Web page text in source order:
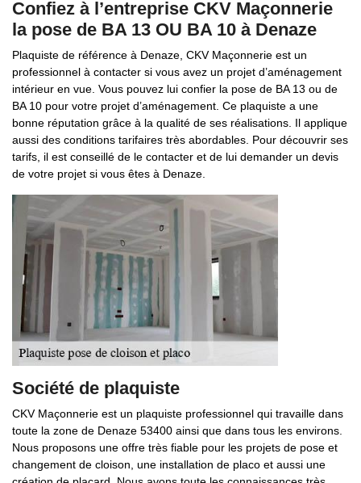
Confiez à l’entreprise CKV Maçonnerie
la pose de BA 13 OU BA 10 à Denaze
Plaquiste de référence à Denaze, CKV Maçonnerie est un
professionnel à contacter si vous avez un projet d’aménagement
intérieur en vue. Vous pouvez lui confier la pose de BA 13 ou de
BA 10 pour votre projet d’aménagement. Ce plaquiste a une
bonne réputation grâce à la qualité de ses réalisations. Il applique
aussi des conditions tarifaires très abordables. Pour découvrir ses
tarifs, il est conseillé de le contacter et de lui demander un devis
de votre projet si vous êtes à Denaze.
Société de plaquiste
CKV Maçonnerie est un plaquiste professionnel qui travaille dans
toute la zone de Denaze 53400 ainsi que dans tous les environs.
Nous proposons une offre très fiable pour les projets de pose et
changement de cloison, une installation de placo et aussi une